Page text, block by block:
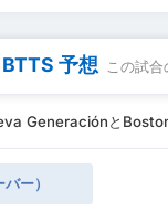
予想 この試合
Generaciónと
ー）